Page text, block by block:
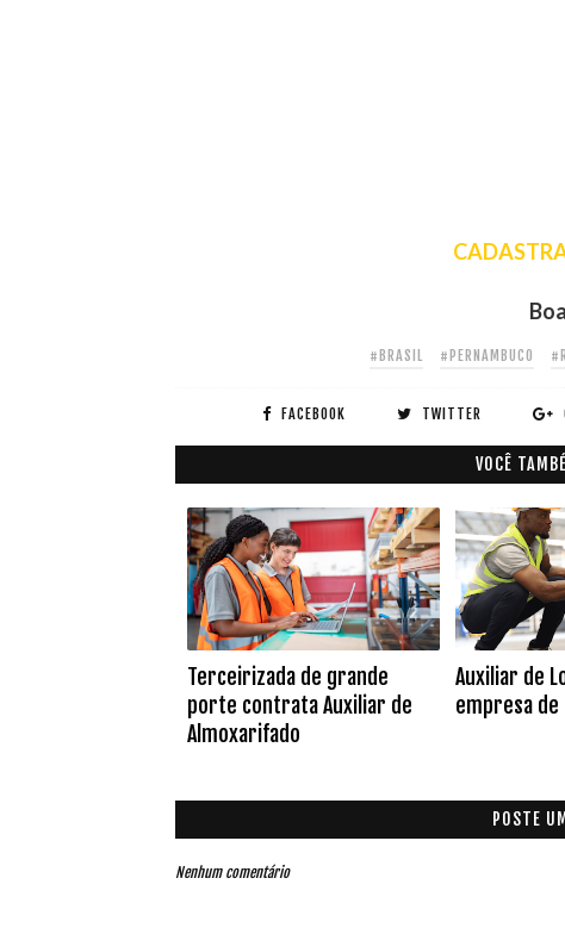
#BRASIL #PERNAMBUCO
FACEBOOK TWITTER
VOCÊ
Terceirizada de grande
porte contrata Auxiliar de
Almoxarifado
Auxiliar de
empresa
POSTE
Nenhum comentário